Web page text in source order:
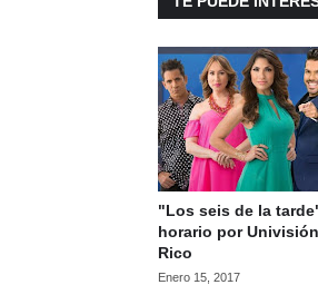
"Los seis de la
horario por
Rico
Enero 15, 2017